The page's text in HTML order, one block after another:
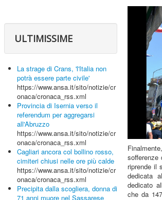
ULTIMISSIME
La strage di Crans, 'l'Italia non
potrà essere parte civile'
https://www.ansa.it/sito/notizie/cr
onaca/cronaca_rss.xml
Provincia di Isernia verso il
referendum per aggregarsi
all'Abruzzo
https://www.ansa.it/sito/notizie/cr
onaca/cronaca_rss.xml
Cagliari ancora col bollino rosso,
cimiteri chiusi nelle ore più calde
https://www.ansa.it/sito/notizie/cr
onaca/cronaca_rss.xml
Precipita dalla scogliera, donna di
71 anni muore nel Sassarese
sofferenze
riprende il
dedicata
dedicato
che da